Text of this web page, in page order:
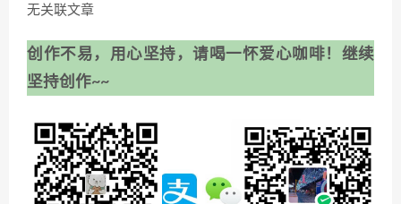
无关联文章
创作不易，用心坚持，请喝一怀爱心咖啡！继续
坚持创作~~